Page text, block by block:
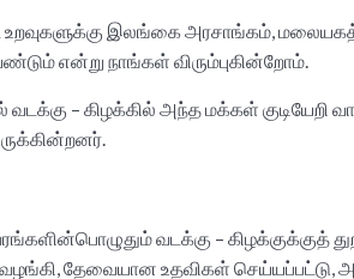
இலங்கை அரசாங்கம்,
என்று நாங்கள் விரும்புகின்றோம்.
– கிழக்கில் அந்த மக்கள்
வடக்கு – கிழக்குக்குத்
தேவையான உதவிகள் செய்யப்பட்டு,